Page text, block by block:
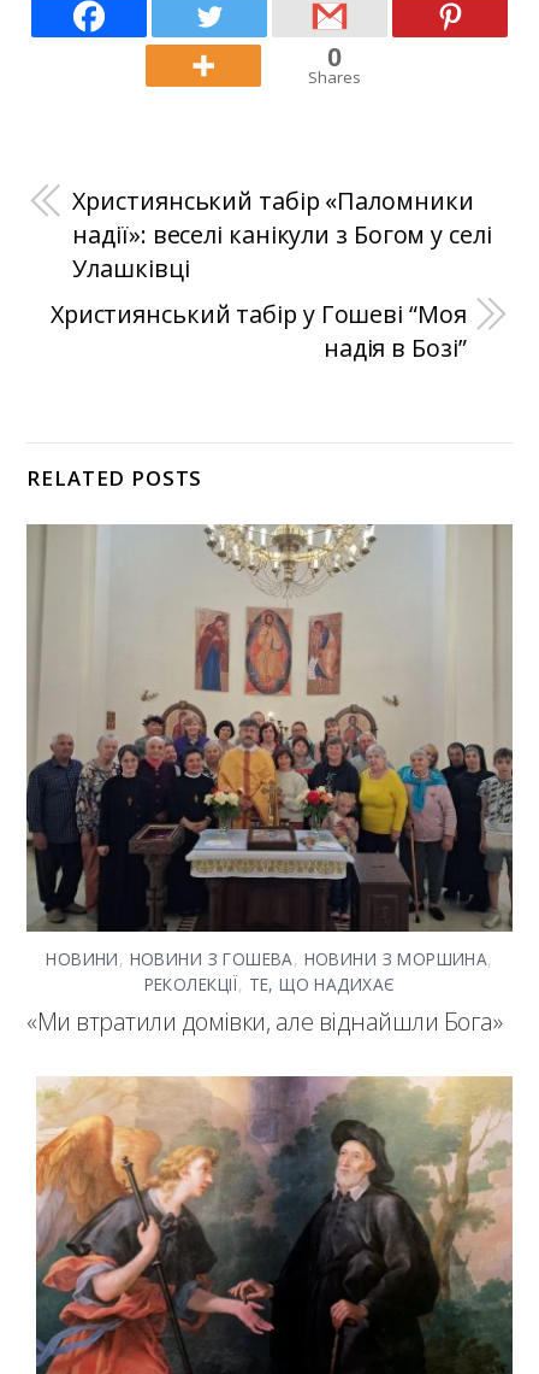
0
Shares
Християнський табір «Паломники
надії»: веселі канікули з Богом у селі
Улашківці
Християнський табір у Гошеві “Моя
надія в Бозі”
RELATED POSTS
НОВИНИ, НОВИНИ З ГОШЕВА, НОВИНИ З МОРШИНА,
РЕКОЛЕКЦІЇ, ТЕ, ЩО НАДИХАЄ
«Ми втратили домівки, але віднайшли Бога»